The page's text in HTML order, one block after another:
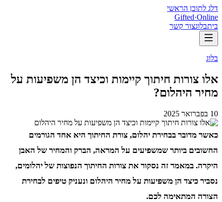
דלג לתוכן הראשי
Gifted·Online
ביתבלוגצור קשר
בלוג
אלו צורות חיתוך קיימות וכיצד הן משפיעות על
מחיר היהלום?
10 בפברואר 2025
כאשר מדובר בבחירת יהלום, צורת החיתוך היא אחד הגורמים
החשובים ביותר שמשפיעים על המראה, הברק והמחיר של האבן
היקרה. במאמר זה נסקור את צורות החיתוך הנפוצות של יהלומים,
נסביר כיצד הן משפיעות על מחיר היהלום ונעניק טיפים לבחירת
הצורה המתאימה לכם.